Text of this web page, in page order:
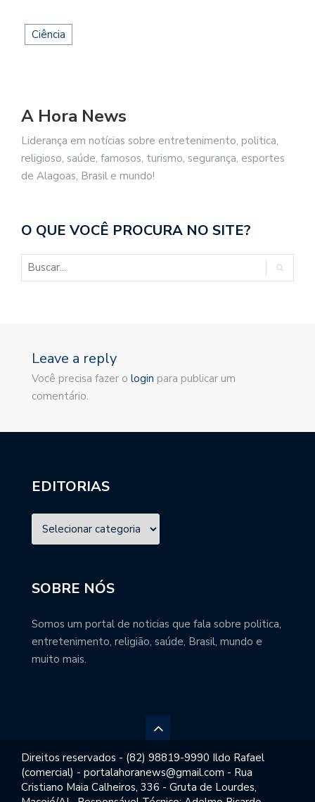
Ciência
A Hora News
Liderança em notícias sobre entretenimento, politica,
religioso, saúde, famosos, turismo, segurança, esportes
de Alagoas, Brasil e mundo!
O QUE VOCÊ PROCURA NO SITE?
Leave a reply
Você precisa fazer o login para publicar um
comentário.
EDITORIAS
SOBRE NÓS
Somos um portal de noticias que fala sobre politica,
entretenimento, religião, saúde, Brasil, mundo e
muito mais.
Direitos reservados - (82) 98819-9990 Ildo Rafael
(comercial) - portalahoranews@gmail.com - Rua
Cristiano Maia Calheiros, 336 - Gruta de Lourdes,